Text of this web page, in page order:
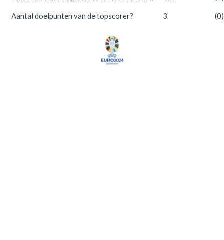
Aantal doelpunten van de topscorer? 3 (0)